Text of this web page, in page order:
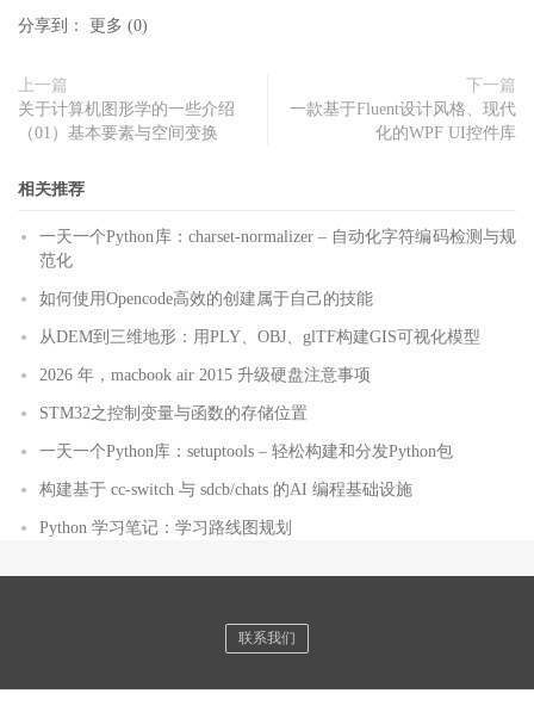
分享到： 更多 (0)
上一篇
关于计算机图形学的一些介绍
（01）基本要素与空间变换
下一篇
一款基于Fluent设计风格、现代
化的WPF UI控件库
相关推荐
一天一个Python库：charset-normalizer – 自动化字符编码检测与规
范化
如何使用Opencode高效的创建属于自己的技能
从DEM到三维地形：用PLY、OBJ、glTF构建GIS可视化模型
2026 年，macbook air 2015 升级硬盘注意事项
STM32之控制变量与函数的存储位置
一天一个Python库：setuptools – 轻松构建和分发Python包
构建基于 cc-switch 与 sdcb/chats 的AI 编程基础设施
Python 学习笔记：学习路线图规划
联系我们